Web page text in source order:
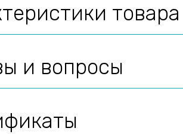
товара
и вопросы